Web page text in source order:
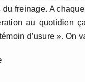
du freinage. A
au quotidien
d’usure ». On